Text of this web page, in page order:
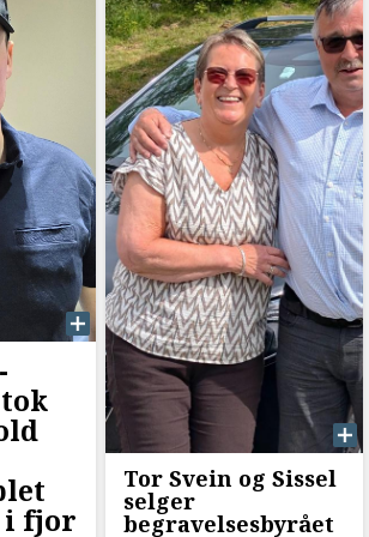
i fjor
Tor Svein og Sissel
selger
begravelsesbyrået